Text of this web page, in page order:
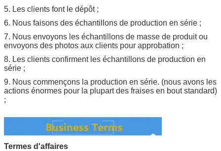
5. Les clients font le dépôt ;
6. Nous faisons des échantillons de production en série ;
7. Nous envoyons les échantillons de masse de produit ou
envoyons des photos aux clients pour approbation ;
8. Les clients confirment les échantillons de production en
série ;
9. Nous commençons la production en série. (nous avons les
actions énormes pour la plupart des fraises en bout standard)
;
Termes d'affaires